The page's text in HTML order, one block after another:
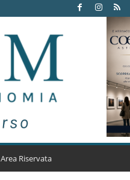
Area Riservata